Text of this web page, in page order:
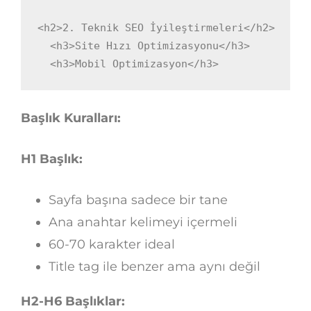
<h2>2. Teknik SEO İyileştirmeleri</h2>
<h3>Site Hızı Optimizasyonu</h3>
<h3>Mobil Optimizasyon</h3>
Başlık Kuralları:
H1 Başlık:
Sayfa başına sadece bir tane
Ana anahtar kelimeyi içermeli
60-70 karakter ideal
Title tag ile benzer ama aynı değil
H2-H6 Başlıklar: